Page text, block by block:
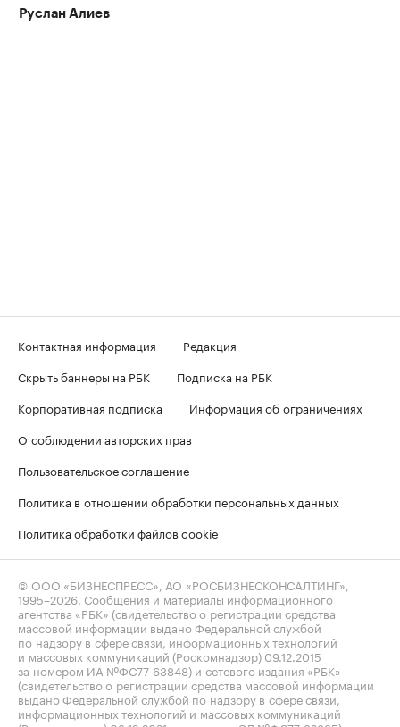
Руслан Алиев
Контактная информация
Редакция
Скрыть баннеры на РБК
Подписка на РБК
Корпоративная подписка
Информация об ограничениях
О соблюдении авторских прав
Пользовательское соглашение
Политика в отношении обработки персональных данных
Политика обработки файлов cookie
© ООО «БИЗНЕСПРЕСС», АО «РОСБИЗНЕСКОНСАЛТИНГ»,
1995–2026 . Сообщения и материалы информационного
агентства «РБК» (свидетельство о регистрации средства
массовой информации выдано Федеральной службой
по надзору в сфере связи, информационных технологий
и массовых коммуникаций (Роскомнадзор) 09.12.2015
за номером ИА №ФС77-63848) и сетевого издания «РБК»
(свидетельство о регистрации средства массовой информации
выдано Федеральной службой по надзору в сфере связи,
информационных технологий и массовых коммуникаций